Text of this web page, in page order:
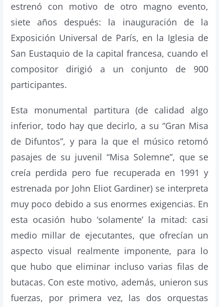
estrenó con motivo de otro magno evento,
siete años después: la inauguración de la
Exposición Universal de París, en la Iglesia de
San Eustaquio de la capital francesa, cuando el
compositor dirigió a un conjunto de 900
participantes.
Esta monumental partitura (de calidad algo
inferior, todo hay que decirlo, a su “Gran Misa
de Difuntos”, y para la que el músico retomó
pasajes de su juvenil “Misa Solemne”, que se
creía perdida pero fue recuperada en 1991 y
estrenada por John Eliot Gardiner) se interpreta
muy poco debido a sus enormes exigencias. En
esta ocasión hubo ‘solamente’ la mitad: casi
medio millar de ejecutantes, que ofrecían un
aspecto visual realmente imponente, para lo
que hubo que eliminar incluso varias filas de
butacas. Con este motivo, además, unieron sus
fuerzas, por primera vez, las dos orquestas